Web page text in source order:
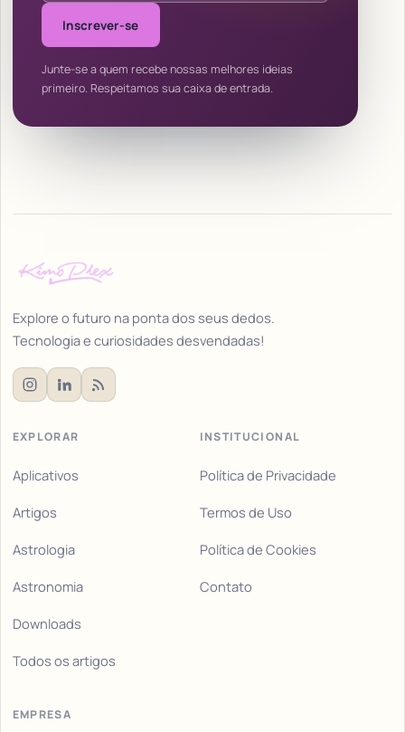
Inscrever-se
Junte-se a quem recebe nossas melhores ideias
primeiro. Respeitamos sua caixa de entrada.
Explore o futuro na ponta dos seus dedos.
Tecnologia e curiosidades desvendadas!
EXPLORAR
Aplicativos
Artigos
Astrologia
Astronomia
Downloads
Todos os artigos
INSTITUCIONAL
Política de Privacidade
Termos de Uso
Política de Cookies
Contato
EMPRESA